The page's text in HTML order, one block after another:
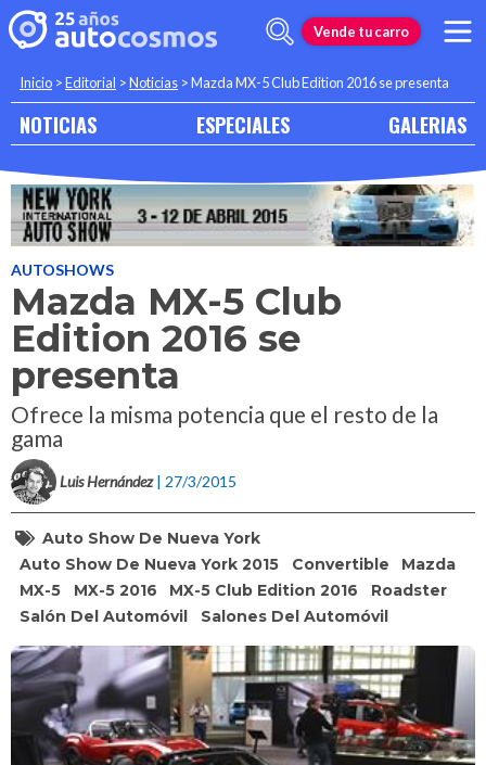
Vende tu carro
Inicio >Editorial >Noticias >Mazda MX-5 Club Edition 2016 se presenta
NOTICIAS ESPECIALES GALERIAS
AUTOSHOWS
Mazda MX-5 Club
Edition 2016 se
presenta
Ofrece la misma potencia que el resto de la
gama
Luis Hernández | 27/3/2015
Auto Show De Nueva York
Auto Show De Nueva York 2015
Convertible
Mazda
MX-5
MX-5 2016 MX-5 Club Edition 2016
Roadster
Salón Del Automóvil
Salones Del Automóvil